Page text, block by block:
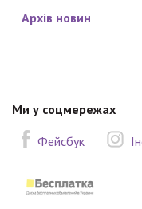
Архів новин
Ми у соцмережах
Фейсбук